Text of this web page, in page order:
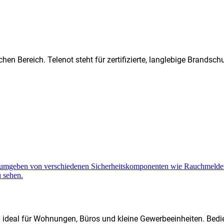
Bereich. Telenot steht für zertifizierte, langlebige
für Wohnungen, Büros und kleine Gewerbeeinheiten.